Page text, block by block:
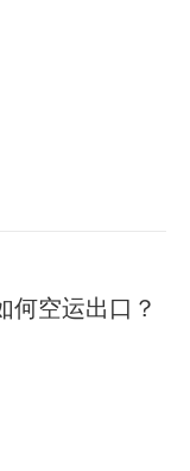
何空运出口？